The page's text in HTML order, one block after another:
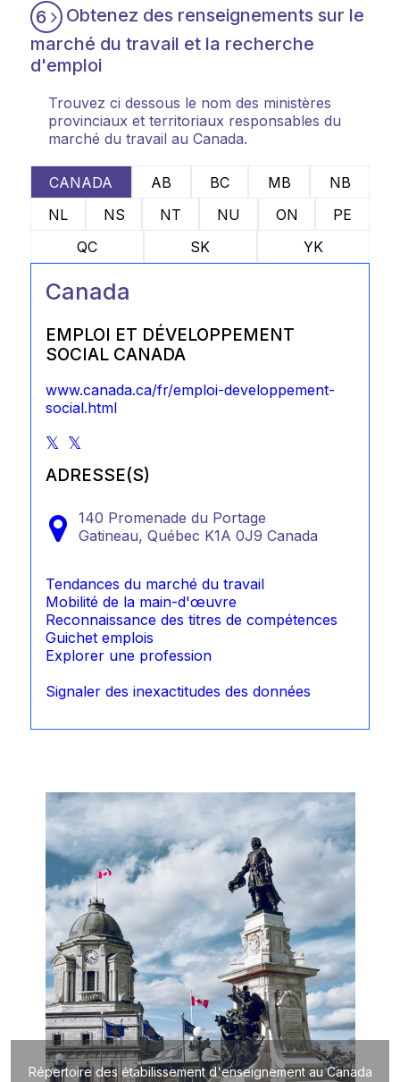
6
Obtenez des renseignements sur le
marché du travail et la recherche
d'emploi
Trouvez ci dessous le nom des ministères
provinciaux et territoriaux responsables du
marché du travail au Canada.
CANADA AB BC MB
NB
NL
NS NT NU ON
PE
QC
SK YK
Canada
EMPLOI ET DÉVELOPPEMENT
SOCIAL CANADA
www.canada.ca/fr/emploi-developpement-
social.html
ADRESSE(S)
140 Promenade du Portage
Gatineau, Québec K1A 0J9 Canada
Tendances du marché du travail
Mobilité de la main-d'œuvre
Reconnaissance des titres de compétences
Guichet emplois
Explorer une profession
Signaler des inexactitudes des données
Répertoire des étabilissement d'enseignement au Canada